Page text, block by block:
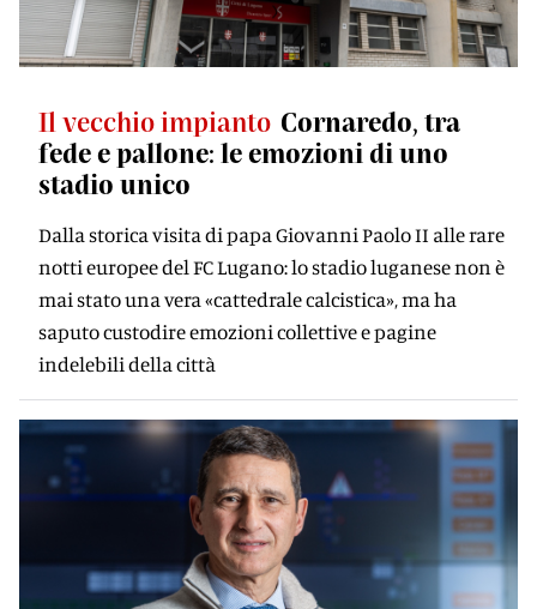
Il vecchio impianto Cornaredo, tra
fede e pallone: le emozioni di uno
stadio unico
Dalla storica visita di papa Giovanni Paolo II alle rare
notti europee del FC Lugano: lo stadio luganese non è
mai stato una vera «cattedrale calcistica», ma ha
saputo custodire emozioni collettive e pagine
indelebili della città